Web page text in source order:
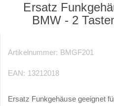
Ersatz
BMW - 2
Artikelnummer: BMGF201
EAN: 13212018
Ersatz Funkgehäuse geeignet